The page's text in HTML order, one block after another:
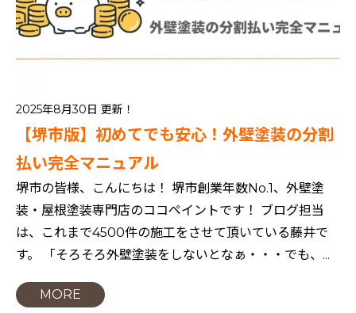
2025年8月30日 更新！
【堺市版】初めてでも安心！外壁塗装の分割
払い完全マニュアル
堺市の皆様、こんにちは！ 堺市創業年数No.1、外壁塗
装・屋根塗装専門店のココペイントです！ ブログ担当
は、これまで4500件の施工をさせて頂いている藤井で
す。 「そろそろ外壁塗装をしないとなぁ・・・でも、...
MORE